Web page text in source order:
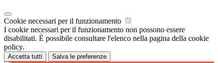
Cookie necessari per il funzionamento
I cookie necessari per il funzionamento non possono essere
disabilitati. È possibile consultare l'elenco nella pagina della cookie
policy.
Accetta tutti Salva le preferenze